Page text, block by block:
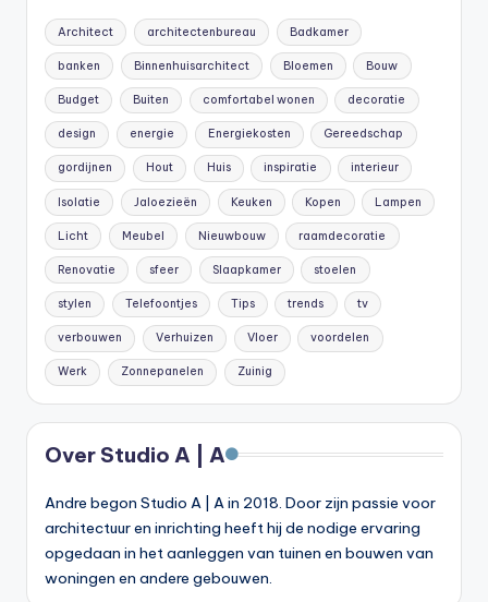
Architect architectenbureau Badkamer
banken Binnenhuisarchitect Bloemen Bouw
Budget Buiten comfortabel wonen decoratie
design energie Energiekosten Gereedschap
gordijnen Hout Huis inspiratie interieur
Isolatie Jaloezieën Keuken Kopen Lampen
Licht Meubel Nieuwbouw raamdecoratie
Renovatie sfeer Slaapkamer stoelen
stylen Telefoontjes Tips trends tv
verbouwen Verhuizen Vloer voordelen
Werk Zonnepanelen Zuinig
Over Studio A | A
Andre begon Studio A | A in 2018. Door zijn passie voor
architectuur en inrichting heeft hij de nodige ervaring
opgedaan in het aanleggen van tuinen en bouwen van
woningen en andere gebouwen.